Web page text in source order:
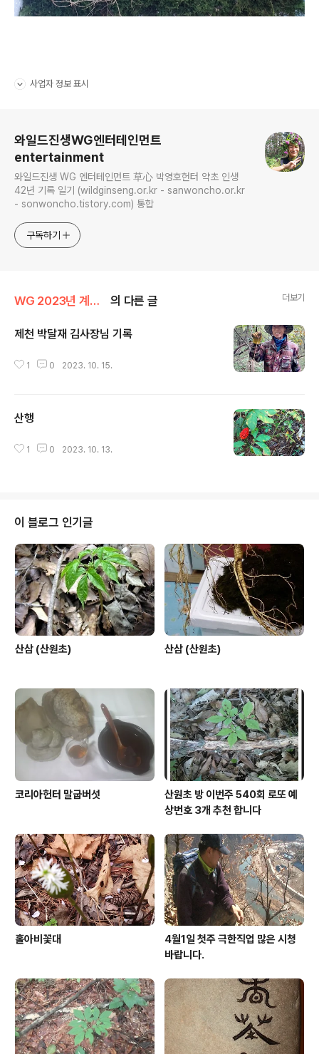
사업자 정보 표시
와일드진생WG엔터테인먼트
entertainment
와일드진생 WG 엔터테인먼트 草心 박영호헌터 약초 인생
42년 기록 일기 (wildginseng.or.kr - sanwoncho.or.kr
- sonwoncho.tistory.com) 통합
구독하기
WG 2023년 계묘년 기록 의 다른 글 더보기
제천 박달재 김사장님 기록
1 0 2023. 10. 15.
산행
1 0 2023. 10. 13.
이 블로그 인기글
산삼 (산원초) 산삼 (산원초)
코리아헌터 말굽버섯
산원초 방 이번주 540회 로또 예
상번호 3개 추천 합니다
홀아비꽃대
4월1일 첫주 극한직업 많은 시청
바랍니다.